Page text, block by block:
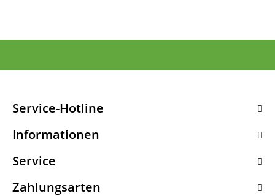
Service-Hotline
Informationen
Service
Zahlungsarten